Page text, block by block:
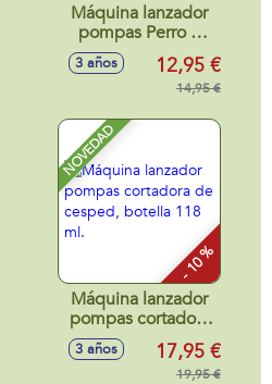
Máquina lanzador
pompas Perro o
Dinosaurio, botella
118 ml.
3 años 12,95 €
14,95 €
NOVEDAD
- 10 %
Máquina lanzador
pompas cortadora
de cesped, botella
118 ml.
3 años 17,95 €
19,95 €